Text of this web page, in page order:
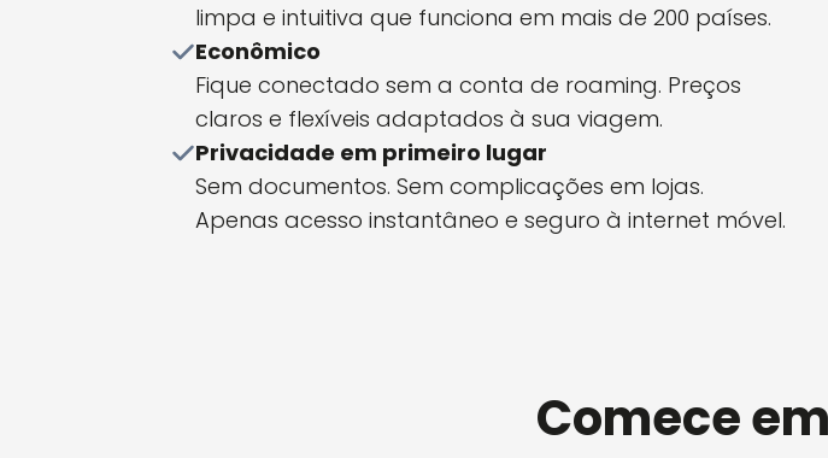
limpa e intuitiva que funciona em mais de 200 países.
Econômico
Fique conectado sem a conta de roaming. Preços
claros e flexíveis adaptados à sua viagem.
Privacidade em primeiro lugar
Sem documentos. Sem complicações em lojas.
Apenas acesso instantâneo e seguro à internet móvel.
Comece